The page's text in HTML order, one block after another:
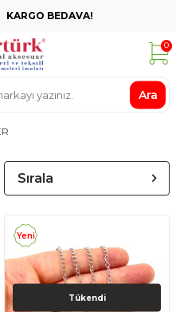
KARGO BEDAVA!
Ara
0
Sırala
Yeni
Tükendi